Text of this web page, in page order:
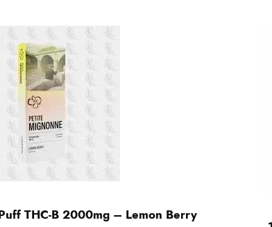
THC-B 2000mg – Lemon Berry